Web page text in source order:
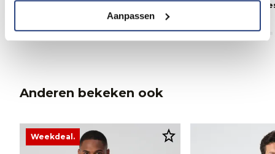
Aanpassen
Campbell Aston
Anderen bekeken ook
Weekdeal.